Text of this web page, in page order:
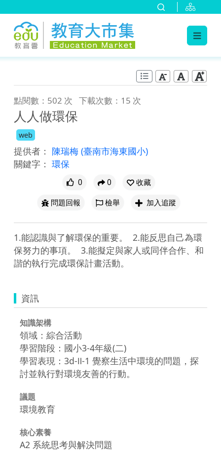
點閱數：502 次 下載次數：15 次
人人做環保
web
提供者： 陳瑞梅 (臺南市海東國小)
關鍵字： 環保
0 0
收藏
問題回報
檢舉 加入追蹤
1.能認識與了解環保的重要。  2.能反思自己為環
保努力的事項。  3.能擬定與家人或同伴合作、和
諧的執行完成環保計畫活動。
資訊
知識架構
領域：綜合活動
學習階段：國小3-4年級(二)
學習表現：3d-Ⅱ-1 覺察生活中環境的問題，探
討並執行對環境友善的行動。
議題
環境教育
核心素養
A2 系統思考與解決問題